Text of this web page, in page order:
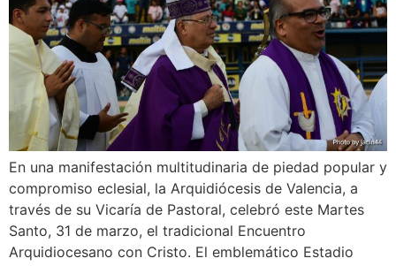
En una manifestación multitudinaria de piedad popular y
compromiso eclesial, la Arquidiócesis de Valencia, a
través de su Vicaría de Pastoral, celebró este Martes
Santo, 31 de marzo, el tradicional Encuentro
Arquidiocesano con Cristo. El emblemático Estadio